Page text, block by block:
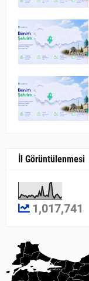
İl Görüntülenmesi
1,017,741